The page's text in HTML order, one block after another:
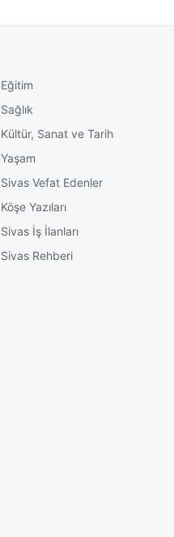
Eğitim
Sağlık
Kültür, Sanat ve Tarih
Yaşam
Sivas Vefat Edenler
Köşe Yazıları
Sivas İş İlanları
Sivas Rehberi